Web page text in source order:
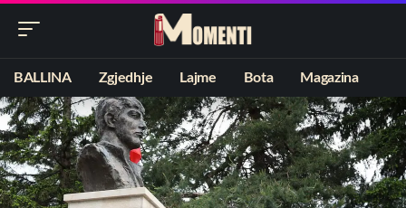
BALLINA Zgjedhje Lajme Bota Magazina